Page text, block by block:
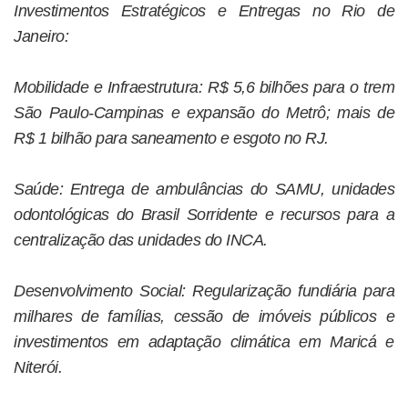
Investimentos Estratégicos e Entregas no Rio de
Janeiro:
Mobilidade e Infraestrutura: R$ 5,6 bilhões para o trem
São Paulo-Campinas e expansão do Metrô; mais de
R$ 1 bilhão para saneamento e esgoto no RJ.
Saúde: Entrega de ambulâncias do SAMU, unidades
odontológicas do Brasil Sorridente e recursos para a
centralização das unidades do INCA.
Desenvolvimento Social: Regularização fundiária para
milhares de famílias, cessão de imóveis públicos e
investimentos em adaptação climática em Maricá e
Niterói.